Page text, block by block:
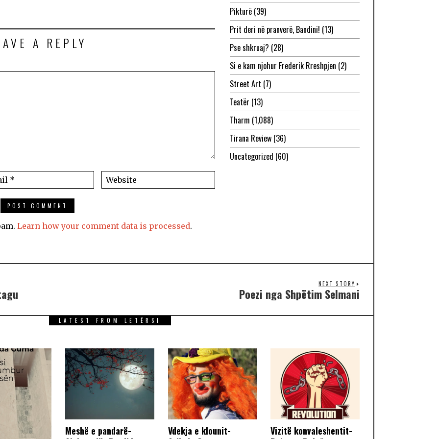
A REPLY
Learn how your comment data is processed.
Pikturë(39)
Prit deri në pranverë, Bandini! (13)
Pse shkruaj? (28)
Si e kam njohur Frederik Rreshpjen (2)
Street Art (7)
Teatër (13)
Tharm (1,088)
Tirana Review(36)
Uncategorized (60)
NEXT STORY
Poezi nga Shpëtim Selmani
LATEST FROM LETËRSI
Meshë e pandarë-
Vdekja e klounit-
Vizitë konvaleshentit-